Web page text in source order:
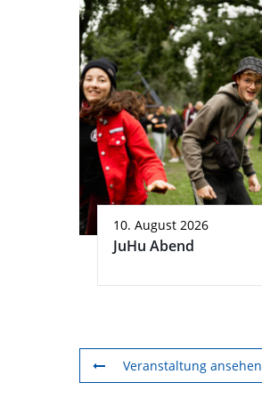
10. August 2026
JuHu Abend
Veranstaltung ansehen